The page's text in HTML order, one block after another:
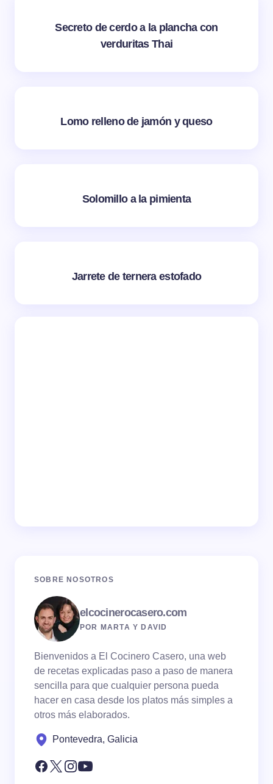
Secreto de cerdo a la plancha con
verduritas Thai
Lomo relleno de jamón y queso
Solomillo a la pimienta
Jarrete de ternera estofado
SOBRE NOSOTROS
elcocinerocasero.com
POR MARTA Y DAVID
Bienvenidos a El Cocinero Casero, una web
de recetas explicadas paso a paso de manera
sencilla para que cualquier persona pueda
hacer en casa desde los platos más simples a
otros más elaborados.
Pontevedra, Galicia